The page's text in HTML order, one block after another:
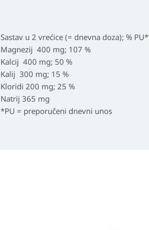
Sastav u 2 vrećice (= dnevna doza); % PU*
Magnezij 400 mg; 107 %
Kalcij 400 mg; 50 %
Kalij 300 mg; 15 %
Kloridi 200 mg; 25 %
Natrij 365 mg
*PU = preporučeni dnevni unos